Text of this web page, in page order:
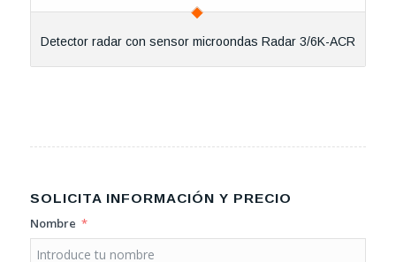
Detector radar con sensor microondas Radar 3/6K-ACR
SOLICITA INFORMACIÓN Y PRECIO
Nombre